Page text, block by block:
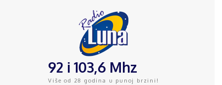
92 i 103,6 Mhz
Više od 28 godina u punoj brzini!